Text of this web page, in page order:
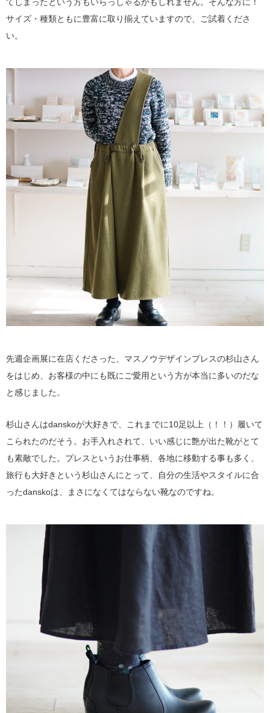
サイズ・種類ともに豊富に取り揃えていますので、ご試着くださ
い。
先週企画展に在店くださった、マスノウデザインプレスの杉山さん
をはじめ、お客様の中にも既にご愛用という方が本当に多いのだな
と感じました。
杉山さんはdanskoが大好きで、これまでに10足以上（！！）履いて
こられたのだそう。お手入れされて、いい感じに艶が出た靴がとて
も素敵でした。プレスというお仕事柄、各地に移動する事も多く、
旅行も大好きという杉山さんにとって、自分の生活やスタイルに合
ったdanskoは、まさになくてはならない靴なのですね。